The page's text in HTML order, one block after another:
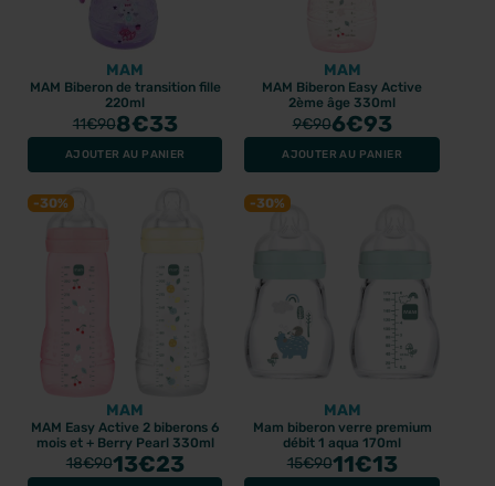
MAM
MAM Biberon de transition fille
220ml
11€908€33
AJOUTER AU PANIER
MAM
MAM Biberon Easy Active
2ème âge 330ml
9€906€93
AJOUTER AU PANIER
-30%
MAM
MAM Easy Active 2 biberons 6
mois et + Berry Pearl 330ml
18€9013€23
-30%
MAM
Mam biberon verre premium
débit 1 aqua 170ml
15€9011€13